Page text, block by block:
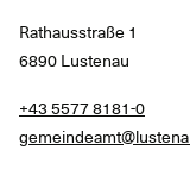
Rathausstraße 1
6890 Lustenau
+43 5577 8181-0